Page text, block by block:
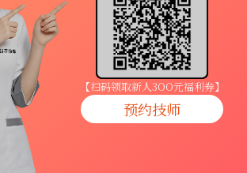
【扫码领取新人3OO元福利券】
预约技师